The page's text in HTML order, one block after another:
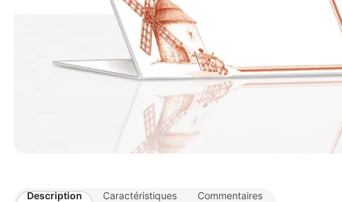
Description Caractéristiques Commentaires